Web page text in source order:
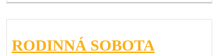
RODINNÁ SOBOTA